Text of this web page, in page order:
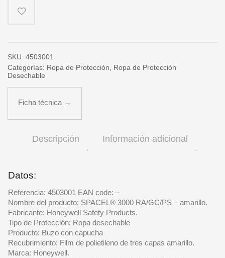
líquidos
SKU: 4503001
Categorías: Ropa de Protección, Ropa de Protección
Desechable
Ficha técnica →
Descripción Información adicional
Datos:
Referencia: 4503001 EAN code: –
Nombre del producto: SPACEL® 3000 RA/GC/PS – amarillo.
Fabricante: Honeywell Safety Products.
Tipo de Protección: Ropa desechable
Producto: Buzo con capucha
Recubrimiento: Film de polietileno de tres capas amarillo.
Marca: Honeywell.